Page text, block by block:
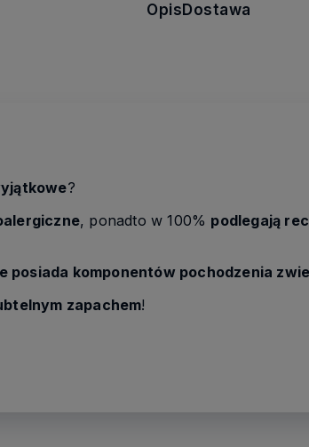
Opis Dostawa
?
, ponadto w 100% podlegają
posiada komponentów pochodzenia
zapachem!